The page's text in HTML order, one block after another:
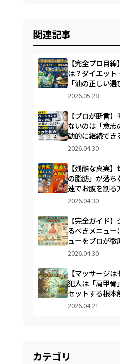
関連記事
【完全プロ目
は？ダイエット
「油の正しい選
2026.05.28
【プロが断言
ないのは「意志
動的に継続でき
2026.04.30
【残酷な真実
の脂肪」が落ち
速でお腹を割る
2026.04.30
【完全ガイド
るべきメニュー
ューをプロが徹
2026.04.30
【マッサージ
犯人は「肩甲骨
セットする根本
2026.04.21
カテゴリ